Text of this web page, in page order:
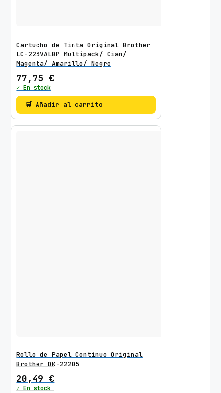
Cartucho de Tinta Original Brother
LC-223VALBP Multipack/ Cian/
Magenta/ Amarillo/ Negro
77,75 €
✓ En stock
🛒 Añadir al carrito
Rollo de Papel Continuo Original
Brother DK-22205
20,49 €
✓ En stock